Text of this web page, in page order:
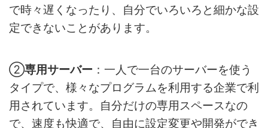
で時々遅くなったり、自分でいろいろと細かな設
定できないことがあります。
②専用サーバー ：一人で一台のサーバーを使う
タイプで、様々なプログラムを利用する企業で利
用されています。自分だけの専用スペースなの
で、速度も快適で、自由に設定変更や開発ができ